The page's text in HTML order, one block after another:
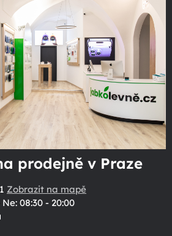
prodejně v Praze
Zobrazit na mapě
Ne: 08:30 - 20:00